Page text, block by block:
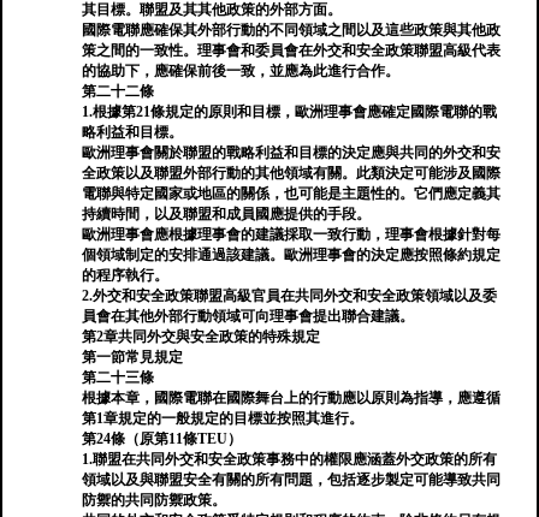
其目標。聯盟及其其他政策的外部方面。
國際電聯應確保其外部行動的不同領域之間以及這些政策與其他政
策之間的一致性。理事會和委員會在外交和安全政策聯盟高級代表
的協助下，應確保前後一致，並應為此進行合作。
第二十二條
1.根據第21條規定的原則和目標，歐洲理事會應確定國際電聯的戰
略利益和目標。
歐洲理事會關於聯盟的戰略利益和目標的決定應與共同的外交和安
全政策以及聯盟外部行動的其他領域有關。此類決定可能涉及國際
電聯與特定國家或地區的關係，也可能是主題性的。它們應定義其
持續時間，以及聯盟和成員國應提供的手段。
歐洲理事會應根據理事會的建議採取一致行動，理事會根據針對每
個領域制定的安排通過該建議。歐洲理事會的決定應按照條約規定
的程序執行。
2.外交和安全政策聯盟高級官員在共同外交和安全政策領域以及委
員會在其他外部行動領域可向理事會提出聯合建議。
第2章共同外交與安全政策的特殊規定
第一節常見規定
第二十三條
根據本章，國際電聯在國際舞台上的行動應以原則為指導，應遵循
第1章規定的一般規定的目標並按照其進行。
第24條（原第11條TEU）
1.聯盟在共同外交和安全政策事務中的權限應涵蓋外交政策的所有
領域以及與聯盟安全有關的所有問題，包括逐步製定可能導致共同
防禦的共同防禦政策。